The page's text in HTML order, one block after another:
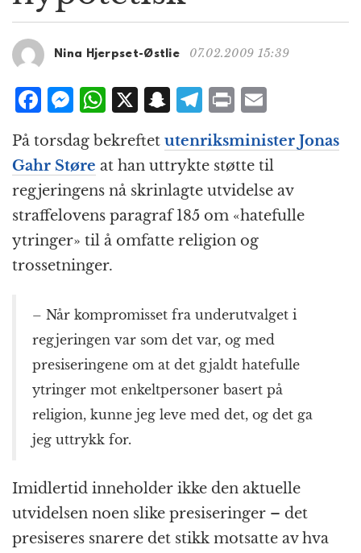
t
n
Nina Hjerpset-Østlie 07.02.2009 15:39
F
c
e
b
o
o
k
M
ss
e
n
g
e
r
W
h
at
s
A
p
p
X S
a
p
c
h
at
T
el
e
g
r
a
m
P
ri
n
t
ai
l
På torsdag bekreftet utenriksminister Jonas
Gahr Støre at han uttrykte støtte til
regjeringens nå skrinlagte utvidelse av
straffelovens paragraf 185 om «hatefulle
ytringer» til å omfatte religion og
trossetninger.
– Når kompromisset fra underutvalget i
regjeringen var som det var, og med
presiseringene om at det gjaldt hatefulle
ytringer mot enkeltpersoner basert på
religion, kunne jeg leve med det, og det ga
jeg uttrykk for.
Imidlertid inneholder ikke den aktuelle
utvidelsen noen slike presiseringer – det
presiseres snarere det stikk motsatte av hva